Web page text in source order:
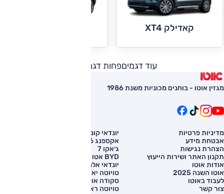
קאדילק XT4
עוד דגמיםפחות דגמים
מגזין אוטו - בוחנים מכוניות משנת 1986
מדיניות פרטיות
אבטחת מידע
הצהרת נגישות
תקנון האתר ושירות הייעוץ
אודות אוטו
אוטו השנה 2025
לעבוד באוטו
צור קשר
יונדאי קונה
אקספנג G6
ג׳אקו 7
BYD אטו 3
יונדאי אלנטרה
טויוטה יאריס קרוס
סקודה אוקטביה
טויוטה ראב 4